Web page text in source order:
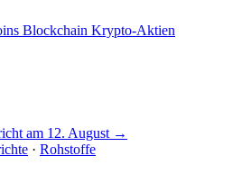
Blockchain Krypto-Aktien
am 12. August →
· Rohstoffe